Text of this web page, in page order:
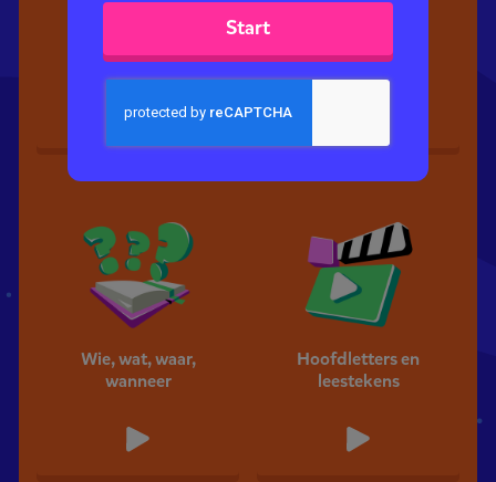
gekke dieren
Wie, wat, waar,
wanneer
Hoofdletters en
leestekens
Start